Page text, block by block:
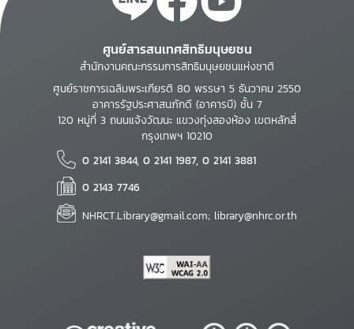
ศูนย์สารสนเทศสิทธิมนุษยชน
สำนักงานคณะกรรมการสิทธิมนุษยชนแห่งชาติ
ศูนย์ราชการเฉลิมพระเกียรติ 80 พรรษา 5 ธันวาคม 2550
อาคารรัฐประศาสนภักดี (อาคารบี) ชั้น 7
120 หมู่ที่ 3 ถนนแจ้งวัฒนะ แขวงทุ่งสองห้อง เขตหลักสี่
กรุงเทพฯ 10210
0 2141 3844, 0 2141 1987, 0 2141 3881
0 2143 7746
NHRCT.Library@gmail.com; library@nhrc.or.th